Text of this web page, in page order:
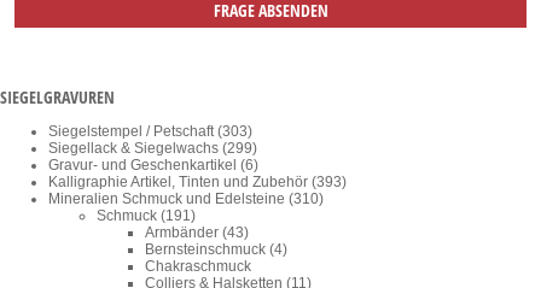
SIEGELGRAVUREN
Siegelstempel / Petschaft (303)
Siegellack & Siegelwachs (299)
Gravur- und Geschenkartikel (6)
Kalligraphie Artikel, Tinten und Zubehör (393)
Mineralien Schmuck und Edelsteine (310)
Schmuck (191)
Armbänder (43)
Bernsteinschmuck (4)
Chakraschmuck
Colliers & Halsketten (11)